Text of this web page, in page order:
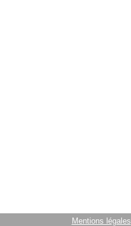
Mentions légales